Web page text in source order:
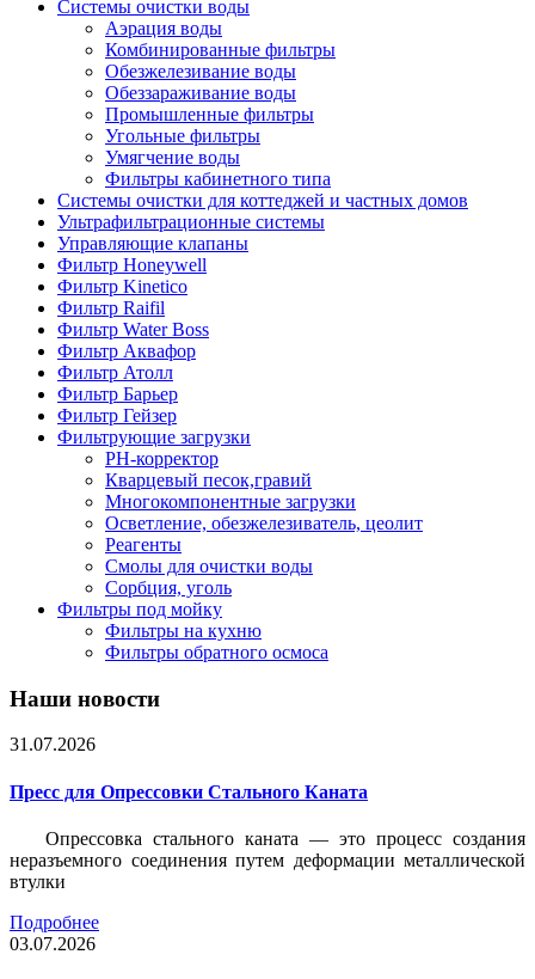
Системы очистки воды
Аэрация воды
Комбинированные фильтры
Обезжелезивание воды
Обеззараживание воды
Промышленные фильтры
Угольные фильтры
Умягчение воды
Фильтры кабинетного типа
Системы очистки для коттеджей и частных домов
Ультрафильтрационные системы
Управляющие клапаны
Фильтр Honeywell
Фильтр Kinetico
Фильтр Raifil
Фильтр Water Boss
Фильтр Аквафор
Фильтр Атолл
Фильтр Барьер
Фильтр Гейзер
Фильтрующие загрузки
PH-корректор
Кварцевый песок,гравий
Многокомпонентные загрузки
Осветление, обезжелезиватель, цеолит
Реагенты
Смолы для очистки воды
Сорбция, уголь
Фильтры под мойку
Фильтры на кухню
Фильтры обратного осмоса
Наши новости
31.07.2026
Пресс для Опрессовки Стального Каната
Опрессовка стального каната — это процесс создания
неразъемного соединения путем деформации металлической
втулки
Подробнее
03.07.2026